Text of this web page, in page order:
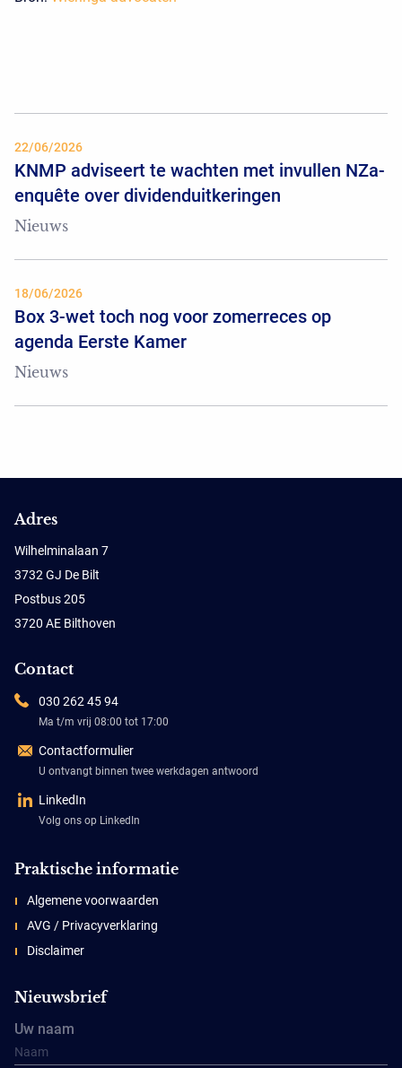
22/06/2026
KNMP adviseert te wachten met invullen NZa-
enquête over dividenduitkeringen
Nieuws
18/06/2026
Box 3-wet toch nog voor zomerreces op
agenda Eerste Kamer
Nieuws
Adres
Wilhelminalaan 7
3732 GJ De Bilt
Postbus 205
3720 AE Bilthoven
Contact
030 262 45 94
Ma t/m vrij 08:00 tot 17:00
Contactformulier
U ontvangt binnen twee werkdagen antwoord
LinkedIn
Volg ons op LinkedIn
Praktische informatie
Algemene voorwaarden
AVG / Privacyverklaring
Disclaimer
Nieuwsbrief
Uw naam